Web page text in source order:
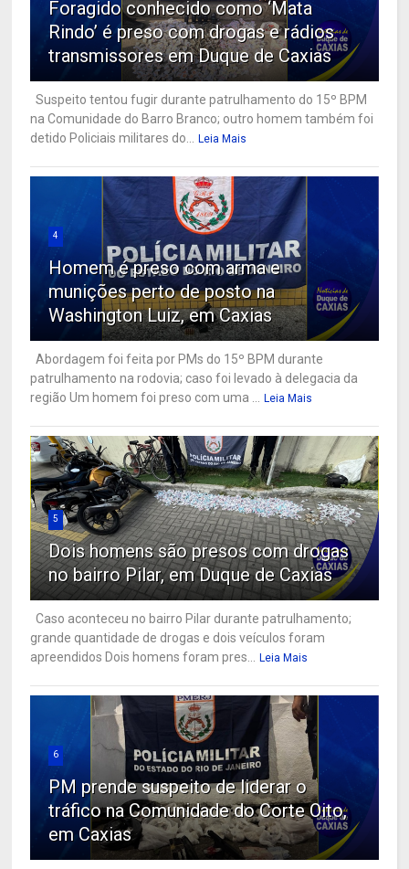
Foragido conhecido como ‘Mata
Rindo’ é preso com drogas e rádios
transmissores em Duque de Caxias
Suspeito tentou fugir durante patrulhamento do 15º BPM
na Comunidade do Barro Branco; outro homem também foi
detido Policiais militares do...
Leia Mais
4
Homem é preso com arma e
munições perto de posto na
Washington Luiz, em Caxias
Abordagem foi feita por PMs do 15º BPM durante
patrulhamento na rodovia; caso foi levado à delegacia da
região Um homem foi preso com uma ...
Leia Mais
5
Dois homens são presos com drogas
no bairro Pilar, em Duque de Caxias
Caso aconteceu no bairro Pilar durante patrulhamento;
grande quantidade de drogas e dois veículos foram
apreendidos Dois homens foram pres...
Leia Mais
6
PM prende suspeito de liderar o
tráfico na Comunidade do Corte Oito,
em Caxias